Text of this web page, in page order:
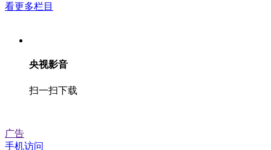
看更多栏目
央视影音
扫一扫下载
广告
手机访问